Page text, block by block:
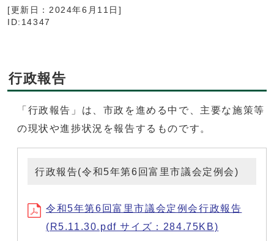
[更新日： 2024年6月11日 ]
ID:14347
行政報告
「行政報告」は、市政を進める中で、主要な施策等
の現状や進捗状況を報告するものです。
行政報告(令和5年第6回富里市議会定例会)
令和5年第6回富里市議会定例会行政報告
(R5.11.30.pdf サイズ：284.75KB)